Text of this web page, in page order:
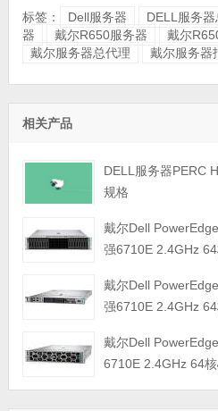
标签： Dell服务器 DELL服务器
器
戴尔R650服务器 戴尔
戴尔服务器总代理
戴尔服务器
相关产品
DELL服务器PERC
规格
戴尔Dell
强6710E 2.4GHz
800W双电源丨三年保修)
戴尔Dell
强6710E 2.4GHz
800W双电源丨三年保修)
戴尔Dell
6710E 2.4GHz 64